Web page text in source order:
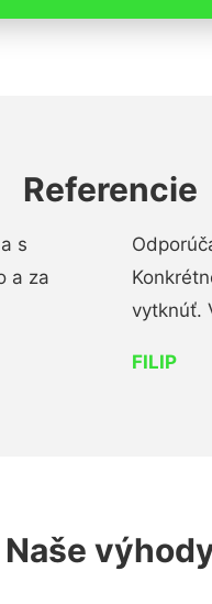
Referencie
s
a za
vytknúť.
FILIP
Naše